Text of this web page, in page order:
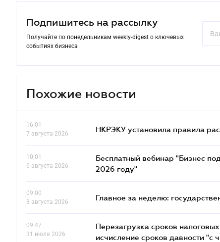
Подпишитесь на рассылку
Получайте по понедельникам weekly-digest о ключевых
событиях бизнеса
Похожие новости
16.01
7 августа 2026
НКРЭКУ установила правила
10.01
6 августа 2026
Бесплатный вебинар "Бизнес
2026 году"
09.00
3 августа 2026
Главное за неделю:
09.47
31 июля 2026
Перезагрузка сроков
исчисление сроков давности "с